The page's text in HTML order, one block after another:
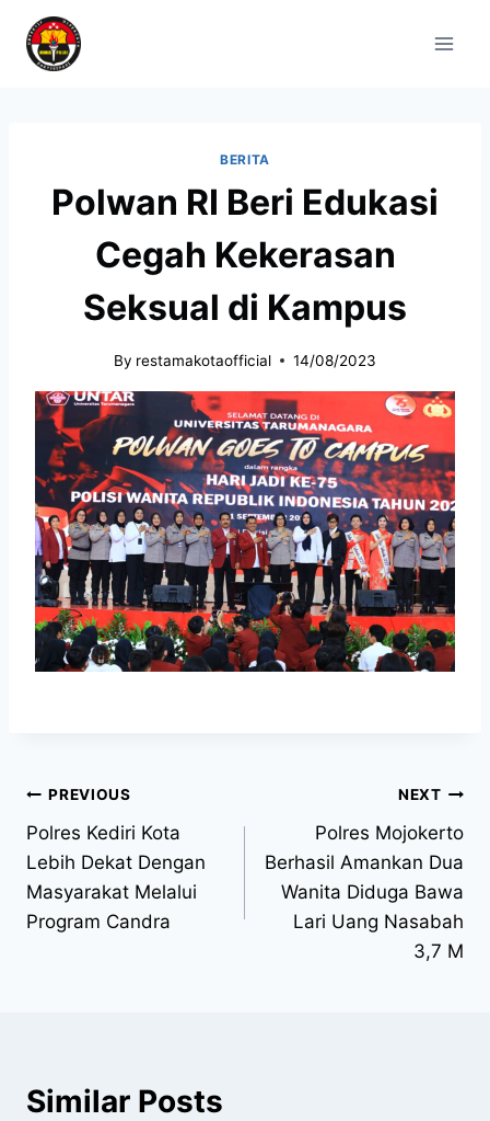
BERITA
Polwan RI Beri Edukasi
Cegah Kekerasan
Seksual di Kampus
By restamakotaofficial 14/08/2023
PREVIOUS
Polres Kediri Kota
Lebih Dekat Dengan
Masyarakat Melalui
Program Candra
NEXT
Polres Mojokerto
Berhasil Amankan Dua
Wanita Diduga Bawa
Lari Uang Nasabah
3,7 M
Similar Posts